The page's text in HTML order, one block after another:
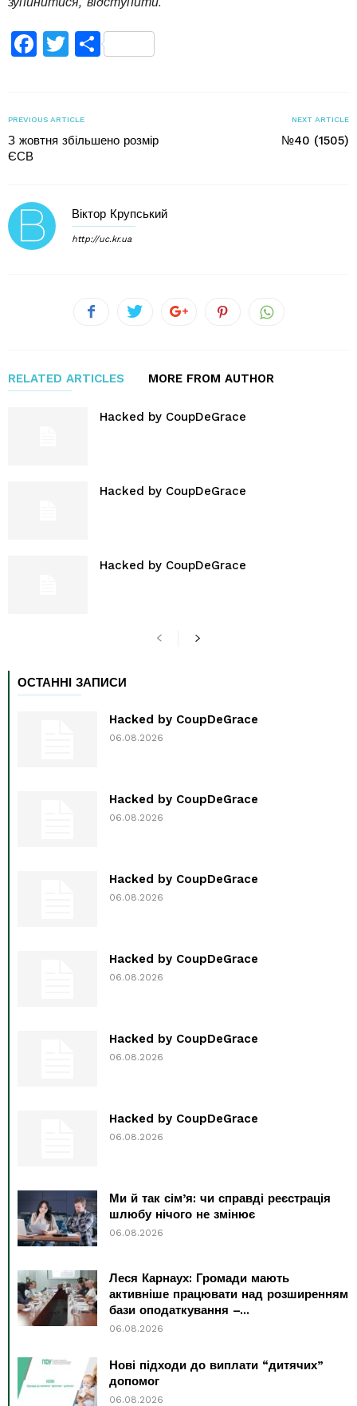
Facebook
TwitterПоділитися
PREVIOUS ARTICLE
З жовтня збільшено розмір
ЄСВ
NEXT ARTICLE
№40 (1505)
Віктор Крупський
http://uc.kr.ua
RELATED ARTICLES MORE FROM AUTHOR
Hacked by CoupDeGrace
Hacked by CoupDeGrace
Hacked by CoupDeGrace
ОСТАННІ ЗАПИСИ
Hacked by CoupDeGrace
06.08.2026
Hacked by CoupDeGrace
06.08.2026
Hacked by CoupDeGrace
06.08.2026
Hacked by CoupDeGrace
06.08.2026
Hacked by CoupDeGrace
06.08.2026
Hacked by CoupDeGrace
06.08.2026
Ми й так сім’я: чи справді реєстрація
шлюбу нічого не змінює
06.08.2026
Леся Карнаух: Громади мають
активніше працювати над розширенням
бази оподаткування –...
06.08.2026
Нові підходи до виплати “дитячих”
допомог
06.08.2026